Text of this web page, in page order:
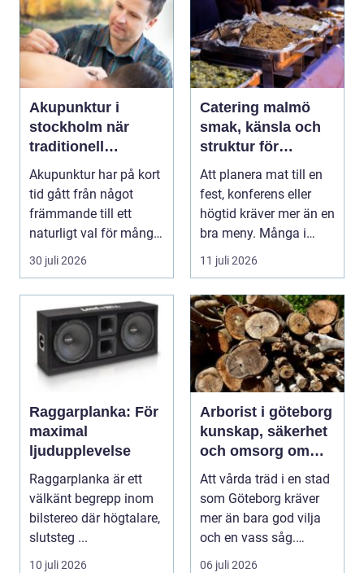
Akupunktur i
stockholm när
traditionell
kinesisk medicin
möter modern
vardag
Akupunktur har på kort
tid gått från något
främmande till ett
naturligt val för många
som söker lind...
30 juli 2026
Catering malmö
smak, känsla och
struktur för
lyckade event
Att planera mat till en
fest, konferens eller
högtid kräver mer än en
bra meny. Många i
Malmö väljer...
11 juli 2026
Raggarplanka: För
maximal
ljudupplevelse
Raggarplanka är ett
välkänt begrepp inom
bilstereo där högtalare,
slutsteg ...
10 juli 2026
Arborist i göteborg
kunskap, säkerhet
och omsorg om
dina träd
Att vårda träd i en stad
som Göteborg kräver
mer än bara god vilja
och en vass såg.
Klimatet är blås...
06 juli 2026